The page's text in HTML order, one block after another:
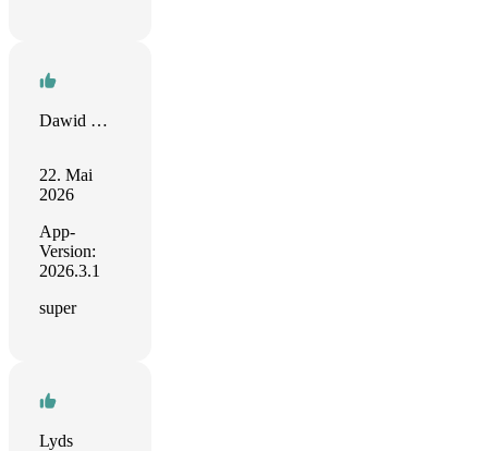
Dawid Orzechowski
22. Mai
2026
App-
Version:
2026.3.1
super
Lyds